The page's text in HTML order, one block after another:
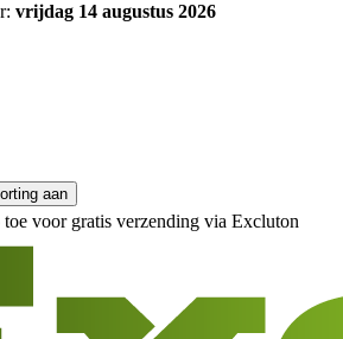
vrijdag 14 augustus 2026
aan
toe voor gratis verzending via Excluton